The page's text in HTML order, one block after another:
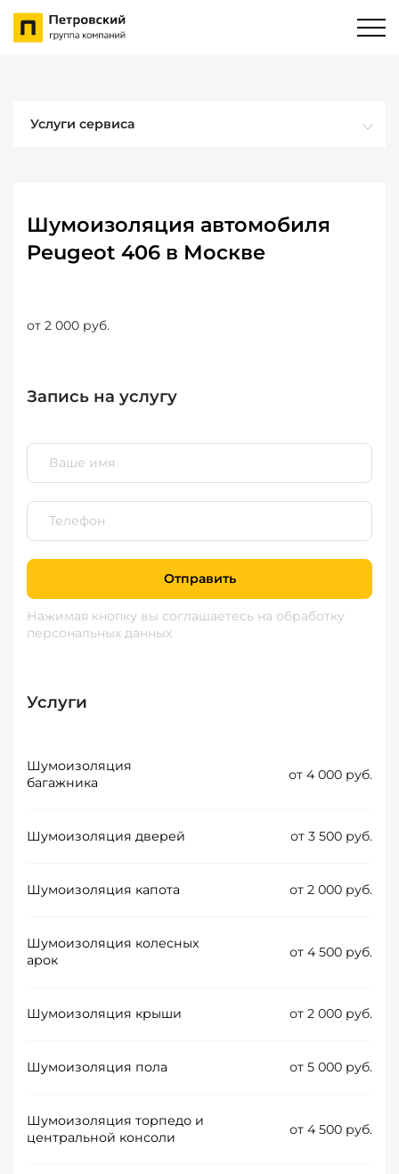
Услуги сервиса
Шумоизоляция автомобиля
Peugeot 406 в Москве
от 2 000 руб.
Запись на услугу
Отправить
Нажимая кнопку вы соглашаетесь на обработку
персональных данных
Услуги
Шумоизоляция
багажника
от 4 000 руб.
Шумоизоляция дверей от 3 500 руб.
Шумоизоляция капота от 2 000 руб.
Шумоизоляция колесных
арок
от 4 500 руб.
Шумоизоляция крыши от 2 000 руб.
Шумоизоляция пола от 5 000 руб.
Шумоизоляция торпедо и
центральной консоли
от 4 500 руб.